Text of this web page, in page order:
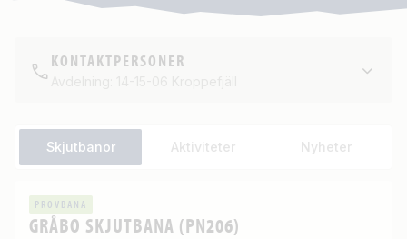
KONTAKTPERSONER
Skjutbanor Aktiviteter Nyheter
PROVBANA
GRÅBO SKJUTBANA (PN206)